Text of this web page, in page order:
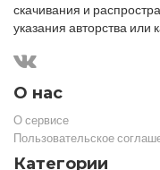
скачивания и
указания авторства или
О нас
О сервисе
Пользовательское
Категории